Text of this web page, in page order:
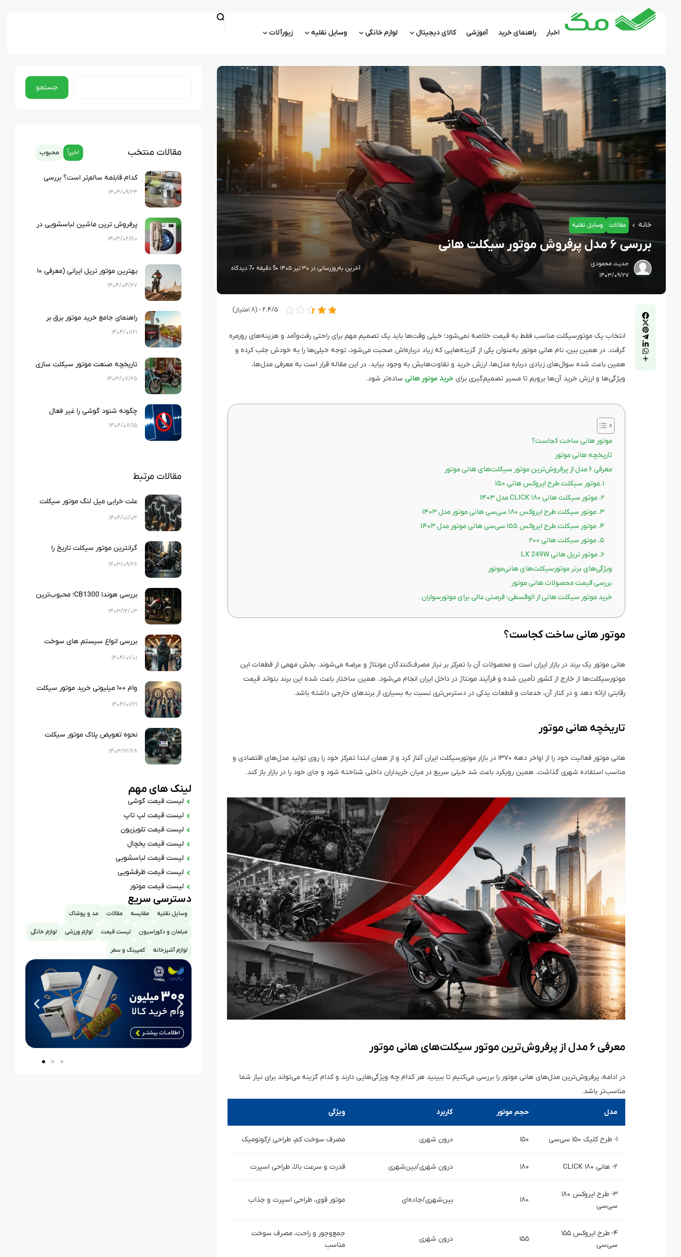
اخبار راهنمای خرید آموزشی کالای دیجیتال لوازم خانگی وسایل نقلیه زیورآلات
خانه مقالات وسایل نقلیه
بررسی ۶ مدل پرفروش موتور سیکلت هانی
حدیث محمودی
۱۴۰۳/۰۹/۲۷
آخرین به‌روزرسانی در ۳۰ تیر ۱۴۰۵ 5 دقیقه 7 دیدگاه
۲.۴/۵ - (۸ امتیاز)
انتخاب یک موتورسیکلت مناسب فقط به قیمت خلاصه نمی‌شود؛ خیلی وقت‌ها باید یک تصمیم مهم برای راحتی رفت‌وآمد و هزینه‌های روزمره
گرفت. در همین بین، نام هانی موتور به‌عنوان یکی از گزینه‌هایی که زیاد درباره‌اش صحبت می‌شود، توجه خیلی‌ها را به خودش جلب کرده و
همین باعث شده سوال‌های زیادی درباره مدل‌ها، ارزش خرید و تفاوت‌هایش به وجود بیاید. در این مقاله قرار است به معرفی مدل‌ها،
ویژگی‌ها و ارزش خرید آن‌ها برویم تا مسیر تصمیم‌گیری برای خرید موتور هانی ساده‌تر شود.
موتور هانی ساخت کجاست؟
تاریخچه هانی موتور
معرفی ۶ مدل از پرفروش‌ترین موتور سیکلت‌های هانی موتور
۱. موتور سیکلت طرح ایروکس هانی ۱۵۰
۲. موتور سیکلت هانی ۱۸۰ CLICK مدل ۱۴۰۳
۳. موتور سیکلت طرح ایروکس ۱۸۰ سی‌سی هانی موتور مدل ۱۴۰۳
۴. موتور سیکلت طرح ایروکس ۱۵۵ سی‌سی هانی موتور مدل ۱۴۰۳
۵. موتور سیکلت هانی ۲۰۰
۶. موتور تریل هانی LX 249W
ویژگی‌های برتر موتورسیکلت‌های هانی‌موتور
بررسی قیمت محصولات هانی موتور
خرید موتور سیکلت هانی از الوقسطی: فرصتی عالی برای موتورسواران
موتور هانی ساخت کجاست؟
هانی موتور یک برند در بازار ایران است و محصولات آن با تمرکز بر نیاز مصرف‌کنندگان مونتاژ و عرضه می‌شوند. بخش مهمی از قطعات این
موتورسیکلت‌ها از خارج از کشور تأمین شده و فرآیند مونتاژ در داخل ایران انجام می‌شود. همین ساختار باعث شده این برند بتواند قیمت
رقابتی ارائه دهد و در کنار آن، خدمات و قطعات یدکی در دسترس‌تری نسبت به بسیاری از برندهای خارجی داشته باشد.
تاریخچه هانی موتور
هانی موتور فعالیت خود را از اواخر دهه ۱۳۷۰ در بازار موتورسیکلت ایران آغاز کرد و از همان ابتدا تمرکز خود را روی تولید مدل‌های اقتصادی و
مناسب استفاده شهری گذاشت. همین رویکرد باعث شد خیلی سریع در میان خریداران داخلی شناخته شود و جای خود را در بازار باز کند.
معرفی ۶ مدل از پرفروش‌ترین موتور سیکلت‌های هانی موتور
در ادامه، پرفروش‌ترین مدل‌های هانی موتور را بررسی می‌کنیم تا ببینید هر کدام چه ویژگی‌هایی دارند و کدام گزینه می‌تواند برای نیاز شما
مناسب‌تر باشد.
مدل حجم موتور کاربرد ویژگی
۱- طرح کلیک ۱۵۰ سی‌سی ۱۵۰ درون شهری مصرف سوخت کم، طراحی ارگونومیک
۲- هانی ۱۸۰ CLICK ۱۸۰ درون شهری/بین‌شهری قدرت و سرعت بالا، طراحی اسپرت
۳- طرح ایروکس ۱۸۰
سی‌سی
۱۸۰ بین‌شهری/جاده‌ای موتور قوی، طراحی اسپرت و جذاب
۴- طرح ایروکس ۱۵۵
سی‌سی
۱۵۵ درون شهری
جمع‌وجور و راحت، مصرف سوخت
مناسب
جستجو
مقالات منتخب اخیراً محبوب
کدام قابلمه سالم‌تر است؟ بررسی
کامل چدن، استیل، گرانیت و تفلون
۱۴۰۴/۰۹/۲۴
پرفروش ترین ماشین لباسشویی در
ایران
۱۴۰۳/۰۲/۲۰
بهترین موتور تریل ایرانی (معرفی ۱۰
نمونه بهترین تریل های ایرانی)
۱۴۰۴/۰۴/۲۷
راهنمای جامع خرید موتور برق بر
اساس متراژ خانه و لوازم خانگی
۱۴۰۴/۰۱/۲۱
تاریخچه صنعت موتور سیکلت سازی
در ایران
۱۴۰۳/۰۷/۲۵
چگونه شنود گوشی را غیر فعال
کنیم؟
۱۴۰۴/۰۷/۱۵
مقالات مرتبط
علت خرابی میل لنگ موتور سیکلت
چیست؟
۱۴۰۴/۰۱/۰۳
گرانترین موتور سیکلت تاریخ را
بشناسید!
۱۴۰۳/۰۹/۲۶
بررسی هوندا CB1300؛ محبوب‌ترین
موتور سنگین در ایران!
۱۴۰۳/۱۲/۰۳
بررسی انواع سیستم های سوخت
رسانی موتور سیکلت
۱۴۰۴/۰۱/۰۱
وام ۱۰۰ میلیونی خرید موتور سیکلت
۱۴۰۴/۰۱/۲۱
نحوه تعویض پلاک موتور سیکلت
۱۴۰۳/۱۲/۲۸
لینک های مهم
لیست قیمت گوشی
لیست قیمت لپ تاپ
لیست قیمت تلویزیون
لیست قیمت یخچال
لیست قیمت لباسشویی
لیست قیمت ظرفشویی
لیست قیمت موتور
دسترسی سریع
وسایل نقلیه مقایسه مقالات مد و پوشاک
مبلمان و دکوراسیون لیست قیمت لوازم ورزشی لوازم خانگی
لوازم آشپزخانه کمپینگ و سفر